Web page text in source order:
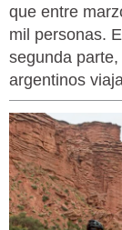
que entre
mil personas.
segunda
argentinos